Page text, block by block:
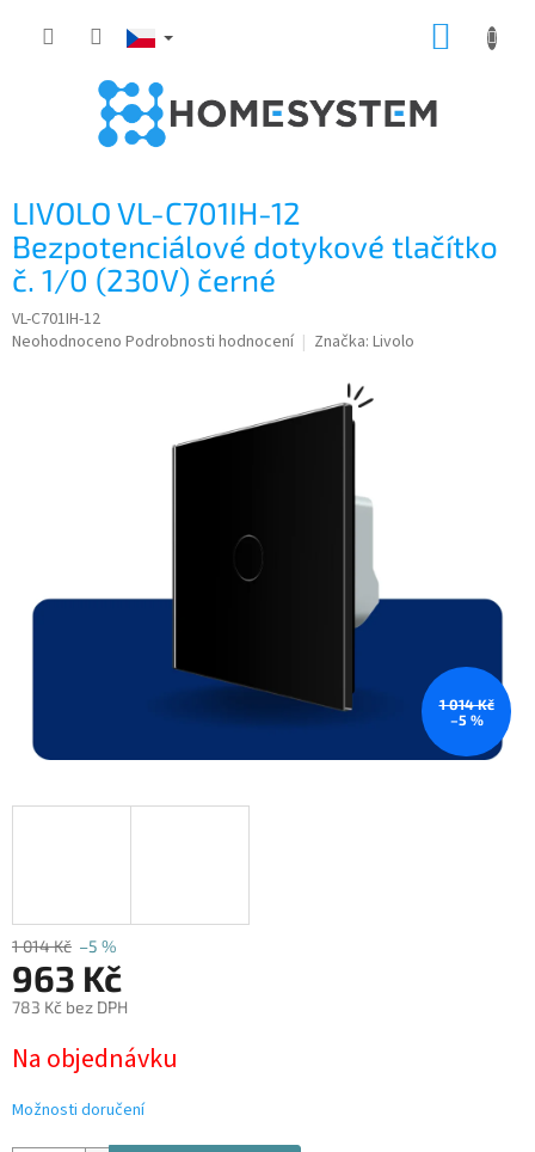
LIVOLO VL-C701IH-12
Bezpotenciálové dotykové tlačítko
č. 1/0 (230V) černé
VL-C701IH-12
Průměrné
Neohodnoceno Podrobnosti hodnocení Značka: Livolo
1 014 Kč
–5 %
1 014 Kč –5 %
963 Kč
783 Kč bez DPH
cena:
Na objednávku
Možnosti doručení